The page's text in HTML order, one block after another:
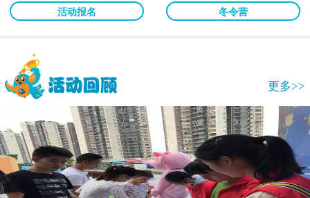
活动报名 冬令营
更多>>